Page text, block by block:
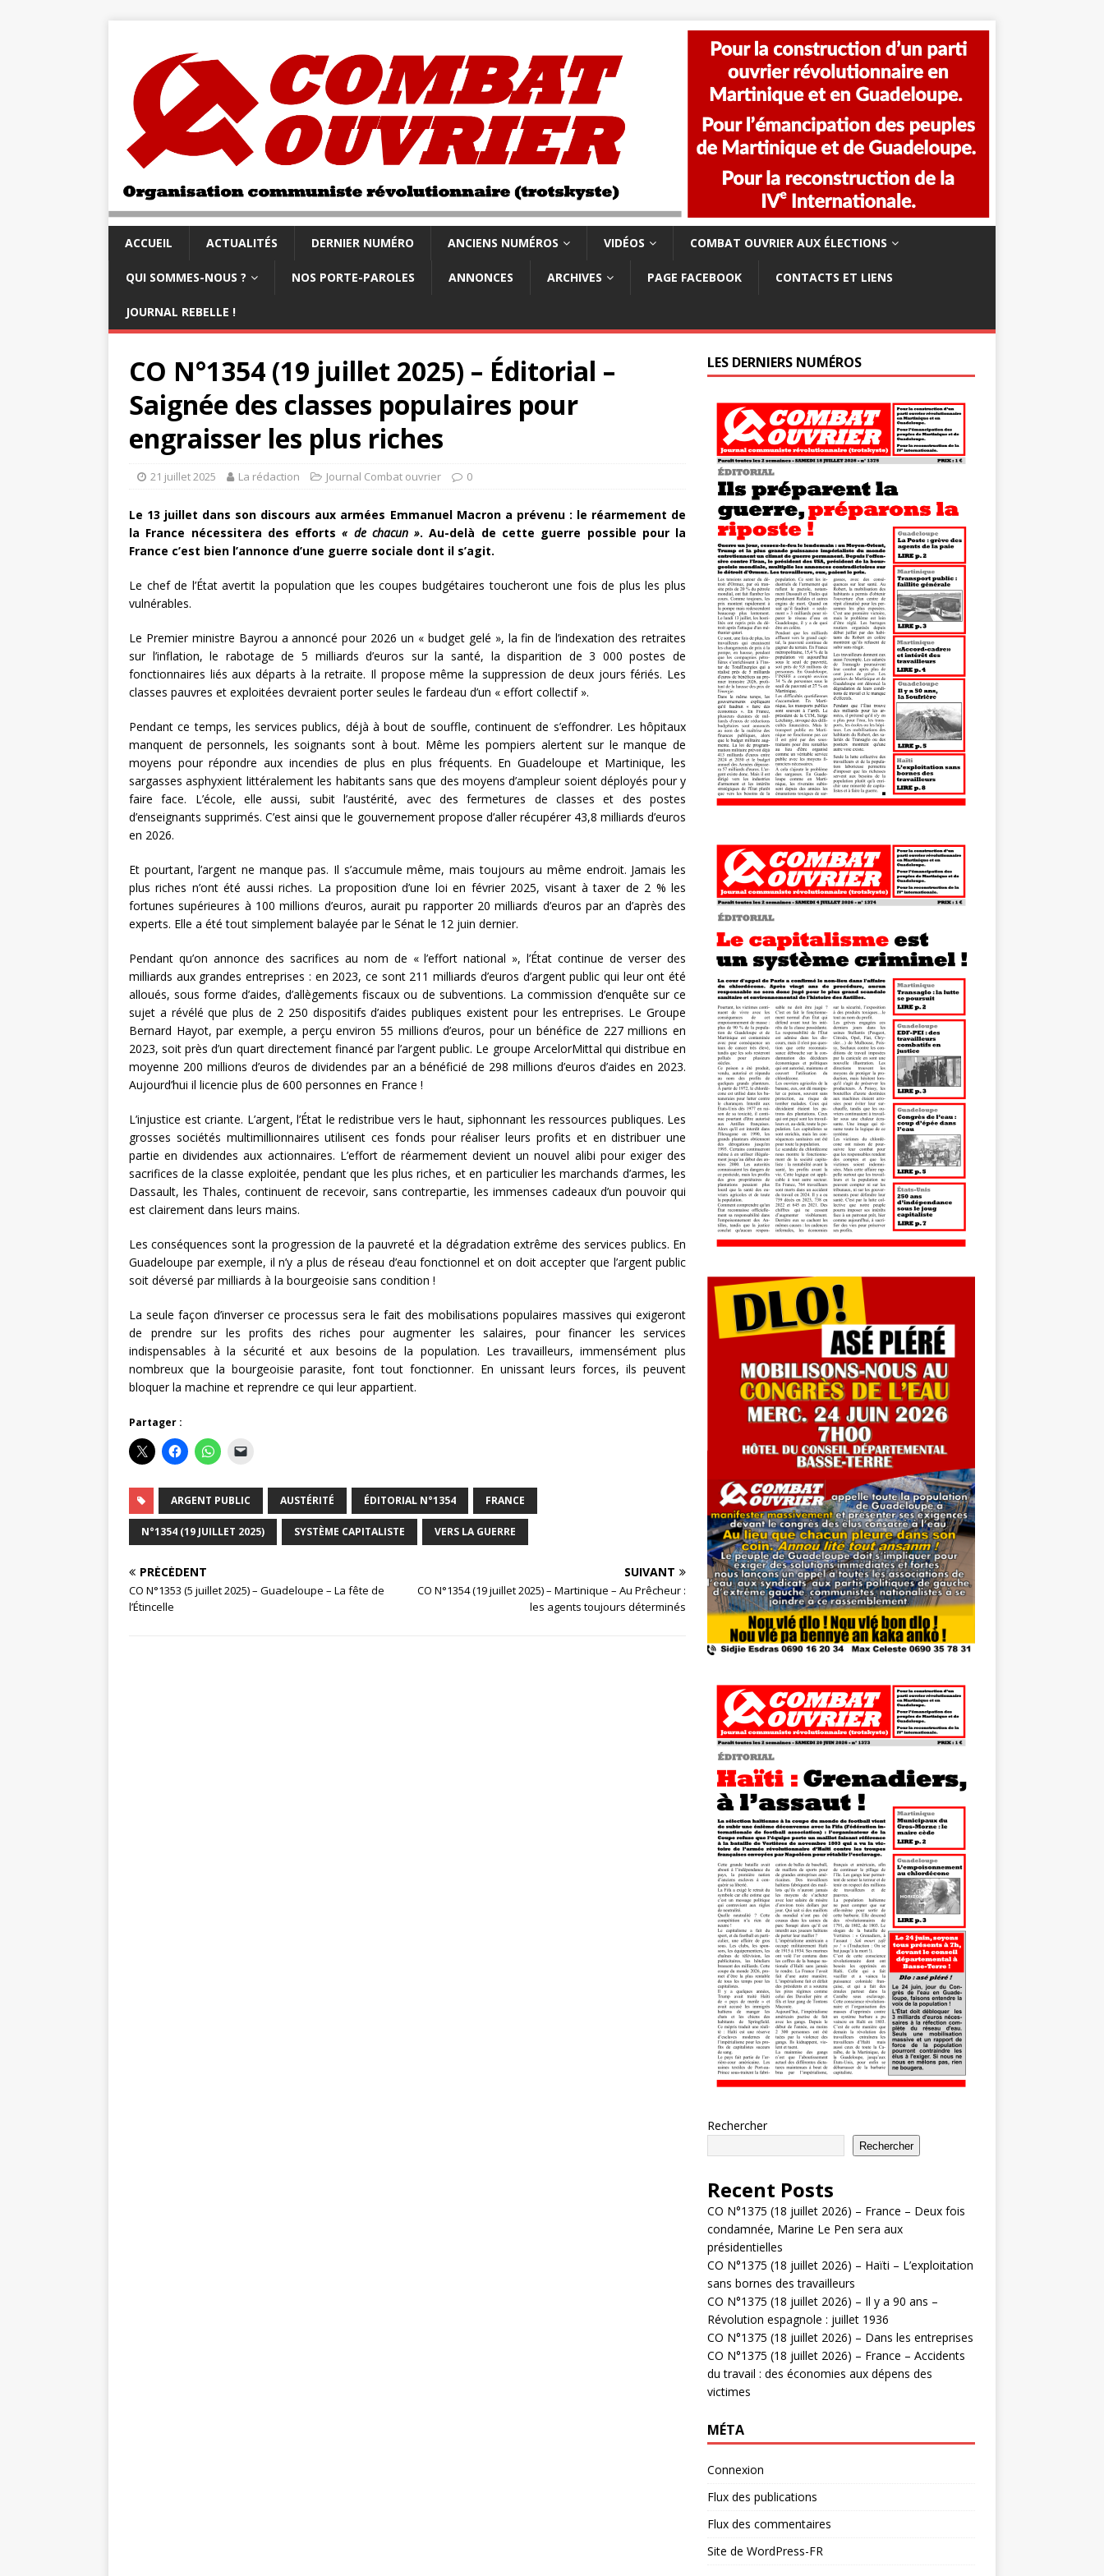
ACCUEIL ACTUALITÉS DERNIER NUMÉRO ANCIENS NUMÉROS VIDÉOS COMBAT OUVRIER AUX ÉLECTIONS
QUI SOMMES-NOUS ? NOS PORTE-PAROLES ANNONCES ARCHIVES PAGE FACEBOOK CONTACTS ET LIENS
JOURNAL REBELLE !
CO N°1354 (19 juillet 2025) – Éditorial –
Saignée des classes populaires pour
engraisser les plus riches
21 juillet 2025 La rédaction Journal Combat ouvrier 0
Le 13 juillet dans son discours aux armées Emmanuel Macron a prévenu : le réarmement de
la France nécessitera des efforts« de chacun ». Au-delà de cette guerre possible pour la
France c’est bien l’annonce d’une guerre sociale dont il s’agit.
Le chef de l’État avertit la population que les coupes budgétaires toucheront une fois de plus les plus
vulnérables.
Le Premier ministre Bayrou a annoncé pour 2026 un « budget gelé », la fin de l’indexation des retraites
sur l’inflation, le rabotage de 5 milliards d’euros sur la santé, la disparition de 3 000 postes de
fonctionnaires liés aux départs à la retraite. Il propose même la suppression de deux jours fériés. Les
classes pauvres et exploitées devraient porter seules le fardeau d’un « effort collectif ».
Pendant ce temps, les services publics, déjà à bout de souffle, continuent de s’effondrer. Les hôpitaux
manquent de personnels, les soignants sont à bout. Même les pompiers alertent sur le manque de
moyens pour répondre aux incendies de plus en plus fréquents. En Guadeloupe et Martinique, les
sargasses asphyxient littéralement les habitants sans que des moyens d’ampleur soient déployés pour y
faire face. L’école, elle aussi, subit l’austérité, avec des fermetures de classes et des postes
d’enseignants supprimés. C’est ainsi que le gouvernement propose d’aller récupérer 43,8 milliards d’euros
en 2026.
Et pourtant, l’argent ne manque pas. Il s’accumule même, mais toujours au même endroit. Jamais les
plus riches n’ont été aussi riches. La proposition d’une loi en février 2025, visant à taxer de 2 % les
fortunes supérieures à 100 millions d’euros, aurait pu rapporter 20 milliards d’euros par an d’après des
experts. Elle a été tout simplement balayée par le Sénat le 12 juin dernier.
Pendant qu’on annonce des sacrifices au nom de « l’effort national », l’État continue de verser des
milliards aux grandes entreprises : en 2023, ce sont 211 milliards d’euros d’argent public qui leur ont été
alloués, sous forme d’aides, d’allègements fiscaux ou de subventions. La commission d’enquête sur ce
sujet a révélé que plus de 2 250 dispositifs d’aides publiques existent pour les entreprises. Le Groupe
Bernard Hayot, par exemple, a perçu environ 55 millions d’euros, pour un bénéfice de 227 millions en
2023, soit près d’un quart directement financé par l’argent public. Le groupe ArcelorMittal qui distribue en
moyenne 200 millions d’euros de dividendes par an a bénéficié de 298 millions d’euros d’aides en 2023.
Aujourd’hui il licencie plus de 600 personnes en France !
L’injustice est criante. L’argent, l’État le redistribue vers le haut, siphonnant les ressources publiques. Les
grosses sociétés multimillionnaires utilisent ces fonds pour réaliser leurs profits et en distribuer une
partie en dividendes aux actionnaires. L’effort de réarmement devient un nouvel alibi pour exiger des
sacrifices de la classe exploitée, pendant que les plus riches, et en particulier les marchands d’armes, les
Dassault, les Thales, continuent de recevoir, sans contrepartie, les immenses cadeaux d’un pouvoir qui
est clairement dans leurs mains.
Les conséquences sont la progression de la pauvreté et la dégradation extrême des services publics. En
Guadeloupe par exemple, il n’y a plus de réseau d’eau fonctionnel et on doit accepter que l’argent public
soit déversé par milliards à la bourgeoisie sans condition !
La seule façon d’inverser ce processus sera le fait des mobilisations populaires massives qui exigeront
de prendre sur les profits des riches pour augmenter les salaires, pour financer les services
indispensables à la sécurité et aux besoins de la population. Les travailleurs, immensément plus
nombreux que la bourgeoisie parasite, font tout fonctionner. En unissant leurs forces, ils peuvent
bloquer la machine et reprendre ce qui leur appartient.
Partager :
ARGENT PUBLIC AUSTÉRITÉ ÉDITORIAL N°1354 FRANCE
N°1354 (19 JUILLET 2025) SYSTÈME CAPITALISTE VERS LA GUERRE
PRÉCÉDENT
CO N°1353 (5 juillet 2025) – Guadeloupe – La fête de
l’Étincelle
SUIVANT
CO N°1354 (19 juillet 2025) – Martinique – Au Prêcheur :
les agents toujours déterminés
LES DERNIERS NUMÉROS
Rechercher
Rechercher
Recent Posts
CO N°1375 (18 juillet 2026) – France – Deux fois
condamnée, Marine Le Pen sera aux
présidentielles
CO N°1375 (18 juillet 2026) – Haïti – L’exploitation
sans bornes des travailleurs
CO N°1375 (18 juillet 2026) – Il y a 90 ans –
Révolution espagnole : juillet 1936
CO N°1375 (18 juillet 2026) – Dans les entreprises
CO N°1375 (18 juillet 2026) – France – Accidents
du travail : des économies aux dépens des
victimes
MÉTA
Connexion
Flux des publications
Flux des commentaires
Site de WordPress-FR